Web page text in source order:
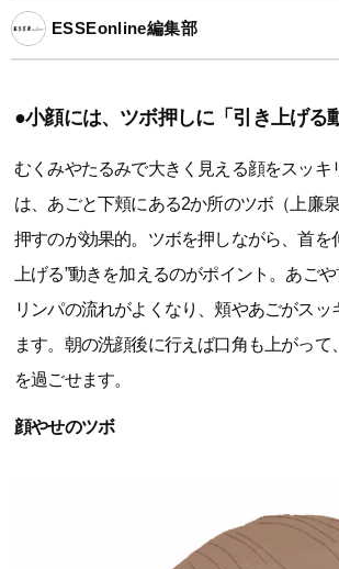
ESSEonline編集部
●小顔には、ツボ押しに「引き上げる
むくみやたるみで大きく見える顔をスッキ
は、あごと下頬にある2か所のツボ（上廉
押すのが効果的。ツボを押しながら、首を
上げる”動きを加えるのがポイント。あご
リンパの流れがよくなり、頬やあごがスッ
ます。朝の洗顔後に行えば口角も上がって
を過ごせます。
顔やせのツボ